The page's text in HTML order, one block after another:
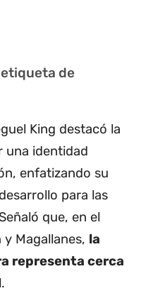
de
King destacó la
una identidad
enfatizando su
para las
que, en el
y Magallanes, la
representa cerca
.